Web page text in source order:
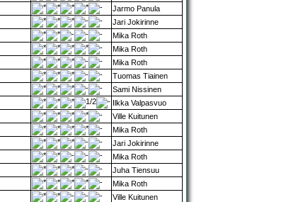
Jarmo Panula
Jari Jokirinne
Mika Roth
Mika Roth
Mika Roth
Tuomas Tiainen
Sami Nissinen
Ilkka Valpasvuo
Ville Kuitunen
Mika Roth
Jari Jokirinne
Mika Roth
Juha Tiensuu
Mika Roth
Ville Kuitunen